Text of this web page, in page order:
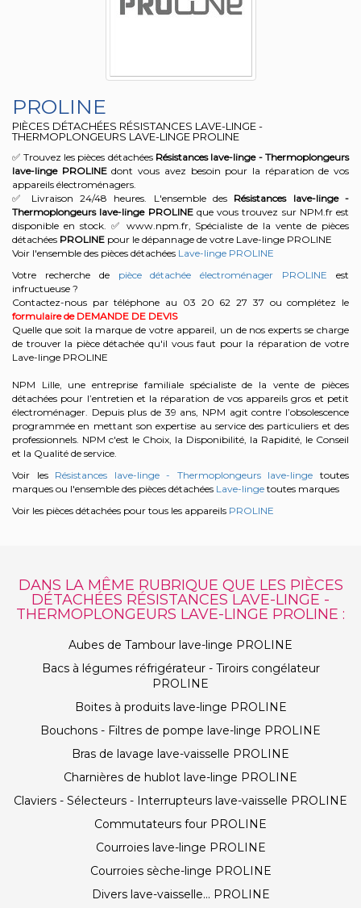
PROLINE
PIÈCES DÉTACHÉES RÉSISTANCES LAVE-LINGE -
THERMOPLONGEURS LAVE-LINGE PROLINE
✅ Trouvez les pièces détachées Résistances lave-linge - Thermoplongeurs
lave-linge PROLINEdont vous avez besoin pour la réparation de vos
appareils électroménagers.
✅ Livraison 24/48 heures. L'ensemble des Résistances lave-linge -
Thermoplongeurs lave-linge PROLINEque vous trouvez sur NPM.fr est
disponible en stock. ✅ www.npm.fr, Spécialiste de la vente de pièces
détachées PROLINE pour le dépannage de votre Lave-linge PROLINE
Voir l'ensemble des pièces détachées Lave-linge PROLINE
Votre recherche de pièce détachée électroménager PROLINE est
infructueuse ?
Contactez-nous par téléphone au 03 20 62 27 37 ou complétez le
formulaire de DEMANDE DE DEVIS
Quelle que soit la marque de votre appareil, un de nos experts se charge
de trouver la pièce détachée qu'il vous faut pour la réparation de votre
Lave-linge PROLINE
NPM Lille, une entreprise familiale spécialiste de la vente de pièces
détachées pour l’entretien et la réparation de vos appareils gros et petit
électroménager. Depuis plus de 39 ans, NPM agit contre l’obsolescence
programmée en mettant son expertise au service des particuliers et des
professionnels. NPM c'est le Choix, la Disponibilité, la Rapidité, le Conseil
et la Qualité de service.
Voir les Résistances lave-linge - Thermoplongeurs lave-linge toutes
marques ou l'ensemble des pièces détachées Lave-linge toutes marques
Voir les pièces détachées pour tous les appareils PROLINE
DANS LA MÊME RUBRIQUE QUE LES PIÈCES
DÉTACHÉES RÉSISTANCES LAVE-LINGE -
THERMOPLONGEURS LAVE-LINGE PROLINE :
Aubes de Tambour lave-linge PROLINE
Bacs à légumes réfrigérateur - Tiroirs congélateur
PROLINE
Boites à produits lave-linge PROLINE
Bouchons - Filtres de pompe lave-linge PROLINE
Bras de lavage lave-vaisselle PROLINE
Charnières de hublot lave-linge PROLINE
Claviers - Sélecteurs - Interrupteurs lave-vaisselle PROLINE
Commutateurs four PROLINE
Courroies lave-linge PROLINE
Courroies sèche-linge PROLINE
Divers lave-vaisselle... PROLINE